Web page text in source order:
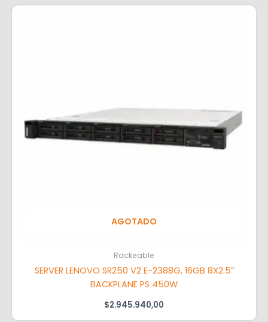
AGOTADO
Rackeable
SERVER LENOVO SR250 V2 E-2388G, 16GB 8X2.5″
BACKPLANE PS 450W
$2.945.940,00